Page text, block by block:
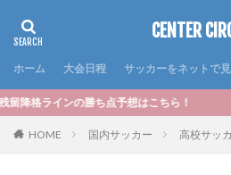
CENTER
ホーム 大会日程 サッカーをネットで
想はこちら！
HOME 国内サッカー 高校サッ